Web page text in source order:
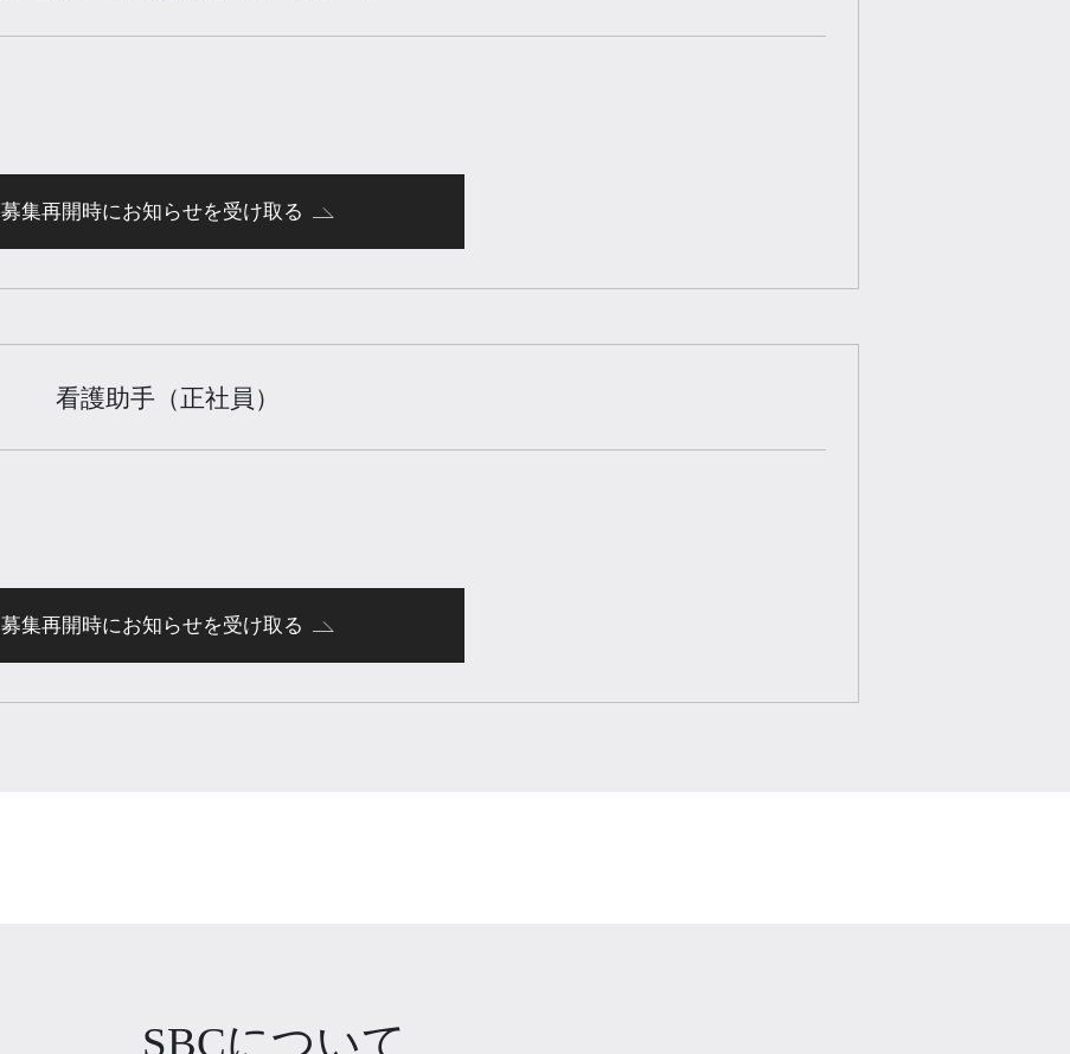
募集再開時にお知らせを受け取る
看護助手（正社員）
募集再開時にお知らせを受け取る
SBCについて